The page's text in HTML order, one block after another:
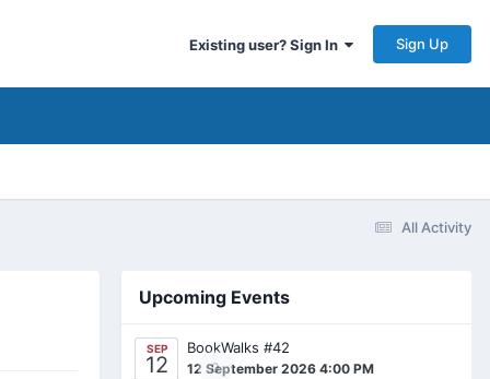
Existing user? Sign In Sign Up
All Activity
Upcoming Events
SEP
12 0
BookWalks #42
12 September 2026 4:00 PM